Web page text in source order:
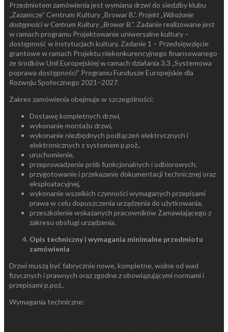
Przedmiotem zamówienia jest wymiana drzwi do siedziby klubu
„Zazamcze” Centrum Kultury „Browar B.”. Projekt „Wdrażanie
dostępności w Centrum Kultury „Browar B.”. Zadanie realizowane jest
w ramach programu Projektowanie uniwersalne kultury –
dostępność w instytucjach kultury. Zadanie 1 – Przedsięwzięcie
grantowe w ramach Projektu niekonkurencyjnego finansowanego
ze środków Unii Europejskiej w ramach działania 3.3 „Systemowa
poprawa dostępności” Programu Fundusze Europejskie dla
Rozwoju Społecznego 2021–2027.
Zakres zamówienia obejmuje w szczególności:
Dostawę kompletnych drzwi,
wykonanie montażu drzwi,
wykonanie niezbędnych podłączeń elektrycznych i
elektronicznych z systemem p.poż.,
uruchomienie,
przeprowadzenie prób funkcjonalnych i odbiorowych,
przygotowanie i przekazanie dokumentacji technicznej oraz
eksploatacyjnej,
wykonanie wszelkich czynności wymaganych przepisami
prawa w celu dopuszczenia urządzenia do użytkowania,
przeszkolenie wskazanych pracowników Zamawiającego z
zakresu obsługi urządzenia.
Opis techniczny i wymagania minimalne przedmiotu
zamówienia
Drzwi muszą być fabrycznie nowe, kompletne, wolne od wad
fizycznych i prawnych oraz zgodne z obowiązującymi normami i
przepisami p.poż..
Wymagania techniczne: